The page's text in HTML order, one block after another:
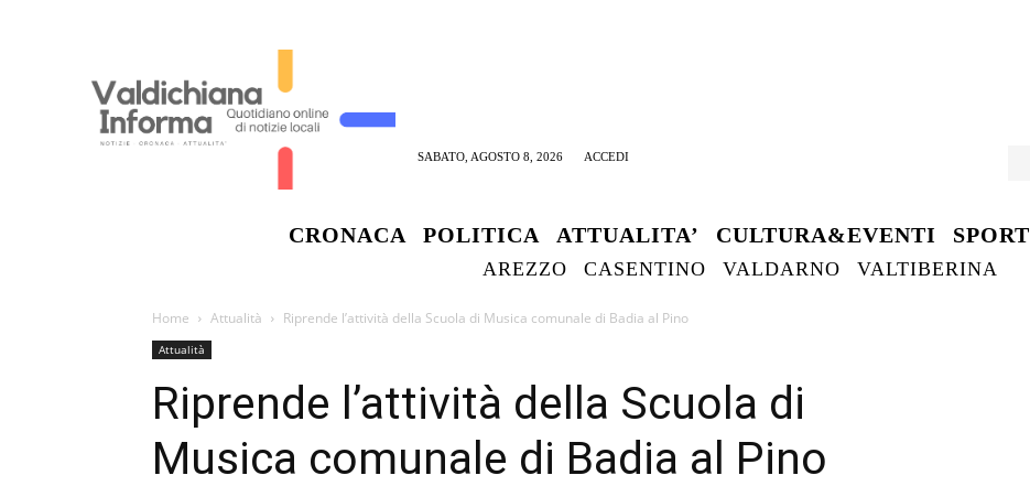
SABATO, AGOSTO 8, 2026 ACCEDI
CRONACA POLITICA ATTUALITA’ CULTURA&EVENTI SPORT
AREZZO CASENTINO VALDARNO VALTIBERINA
Home Attualità Riprende l’attività della Scuola di Musica comunale di Badia al Pino
Attualità
Riprende l’attività della Scuola di
Musica comunale di Badia al Pino